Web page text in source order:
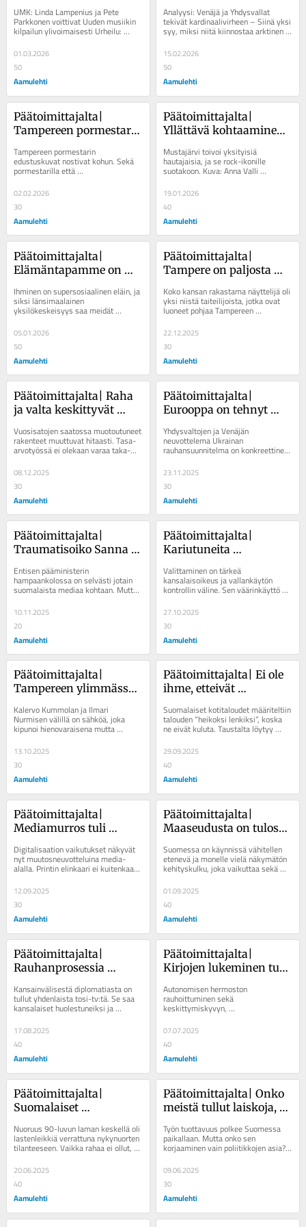
kohtaaminen suju
kaikilta hoitajilta
UMK: Linda Lampenius ja Pete
Parkkonen voittivat Uuden musiikin
kilpailun ylivoimaisesti Urheilu:
”Haastava, mutta ei helppoa pidä
ollakaan” –...
01.03.2026
50
Aamulehti
seurata sivusta
Analyysi: Venäjä ja Yhdysvallat
tekivät kardinaalivirheen – Siinä yksi
syy, miksi niitä kiinnostaa arktinen
alue Talviolympialaiset:...
15.02.2026
50
Aamulehti
Päätoimittajalta|
Tampereen pormestari
kuvista nousi
suhteettoman suuri
Tampereen pormestarin
edustuskuvat nostivat kohun. Sekä
pormestarilla että
kaupunkiorganisaatiolla on vielä
opittavaa turhien kohujen...
02.02.2026
30
Aamulehti
Päätoimittajalta|
Yllättävä kohtaaminen
toimituksessa muutti
käsitykseni Pate
Mustajärvi toivoi yksityisiä
hautajaisia, ja se rock-ikonille
suotakoon. Kuva: Anna Valli
tunnistettava...
19.01.2026
40
Aamulehti
Päätoimittajalta|
Elämäntapamme on
pahoinvointiimme
Ihminen on supersosiaalinen eläin, ja
siksi länsimaalainen
yksilökeskeisyys saa meidät
voimaan pahoin. Kuva: Anna Valli /
Aamulehti Ihminen on...
05.01.2026
50
Aamulehti
Päätoimittajalta|
Tampere on paljosta
Koko kansan rakastama näyttelijä oli
yksi niistä taiteilijoista, jotka ovat
luoneet pohjaa Tampereen
vetovoimaisuudelle. Kuva: Anna Valli
Viime...
22.12.2025
30
Aamulehti
Päätoimittajalta| Raha
ja valta keskittyvät
on Suomelle ongelma
Vuosisatojen saatossa muotoutuneet
rakenteet muuttuvat hitaasti. Tasa-
arvotyössä ei olekaan varaa taka-
askeliin. Aamulehti Aamulehti
julkaisi...
08.12.2025
30
Aamulehti
Päätoimittajalta|
Eurooppa on tehnyt
helppoa
Yhdysvaltojen ja Venäjän
neuvottelema Ukrainan
rauhansuunnitelma on konkreettinen
Viimeistään nyt Euroopan on...
23.11.2025
30
Aamulehti
Päätoimittajalta|
Traumatisoiko Sanna
kansalaiset?
Entisen pääministerin
hampaankolossa on selvästi jotain
suomalaista mediaa kohtaan. Mutta
Marin-suhde? ...
10.11.2025
20
Aamulehti
Päätoimittajalta|
Kariutuneita
siirtyneitä investointeja
– ”sarjavalittajan” jälki
Valittaminen on tärkeä
kansalaisoikeus ja vallankäytön
kontrollin väline. Sen väärinkäyttö
voi kuitenkin aiheuttaa kohtuuttomia
seurauksia...
27.10.2025
30
Aamulehti
Päätoimittajalta|
Tampereen ylimmässä
alla
Kalervo Kummolan ja Ilmari
Nurmisen välillä on sähköä, joka
kipunoi hienovaraisena mutta
selvänä. Tämä ei ole ongelma, jos
kumpikin pysyy...
13.10.2025
30
Aamulehti
Päätoimittajalta| Ei ole
ihme, etteivät
lisäänny
Suomalaiset kotitaloudet määriteltiin
talouden ”heikoksi lenkiksi”, koska
ne eivät kuluta. Taustalta löytyy
kuitenkin isompi kehityskulku,...
29.09.2025
40
Aamulehti
Päätoimittajalta|
Mediamurros tuli
viikolla – Aamulehden
työ alueellisen
jatkuu
Digitalisaation vaikutukset näkyvät
nyt muutosneuvotteluina media-
alalla. Printin elinkaari ei kuitenkaan
12.09.2025
30
Aamulehti
Päätoimittajalta|
Maaseudusta on tulossa
yksinoikeus
Suomessa on käynnissä vähitellen
etenevä ja monelle vielä näkymätön
kehityskulku, joka vaikuttaa sekä
kansalliseen turvallisuuteen että...
01.09.2025
40
Aamulehti
Päätoimittajalta|
Rauhanprosessia
Trumpin käsissä se
etenee vaisusti ja
Kansainvälisestä diplomatiasta on
tullut yhdenlaista tosi-tv:tä. Se saa
kansalaiset huolestuneiksi ja
hämmennyksiin. ...
17.08.2025
40
Aamulehti
Päätoimittajalta|
Kirjojen lukeminen tuo
yhä useampi hylkää
Autonomisen hermoston
rauhoittuminen sekä
keskittymiskyvyn,
muistijärjestelmän ja empatiakyvyn
vahvistuminen ovat esimerkkejä
kirjojen lukemisen...
07.07.2025
40
Aamulehti
Päätoimittajalta|
Suomalaiset
tulevaisuuteen
Nuoruus 90-luvun laman keskellä oli
lastenleikkiä verrattuna nykynuorten
tilanteeseen. Vaikka rahaa ei ollut, oli
20.06.2025
40
Aamulehti
Päätoimittajalta| Onko
meistä tullut laiskoja,
taloutta vaivaa?
Työn tuottavuus polkee Suomessa
paikallaan. Mutta onko sen
korjaaminen vain poliitikkojen asia?
Keskiviikko toi maan hallitukselle
huojentavia...
09.06.2025
30
Aamulehti